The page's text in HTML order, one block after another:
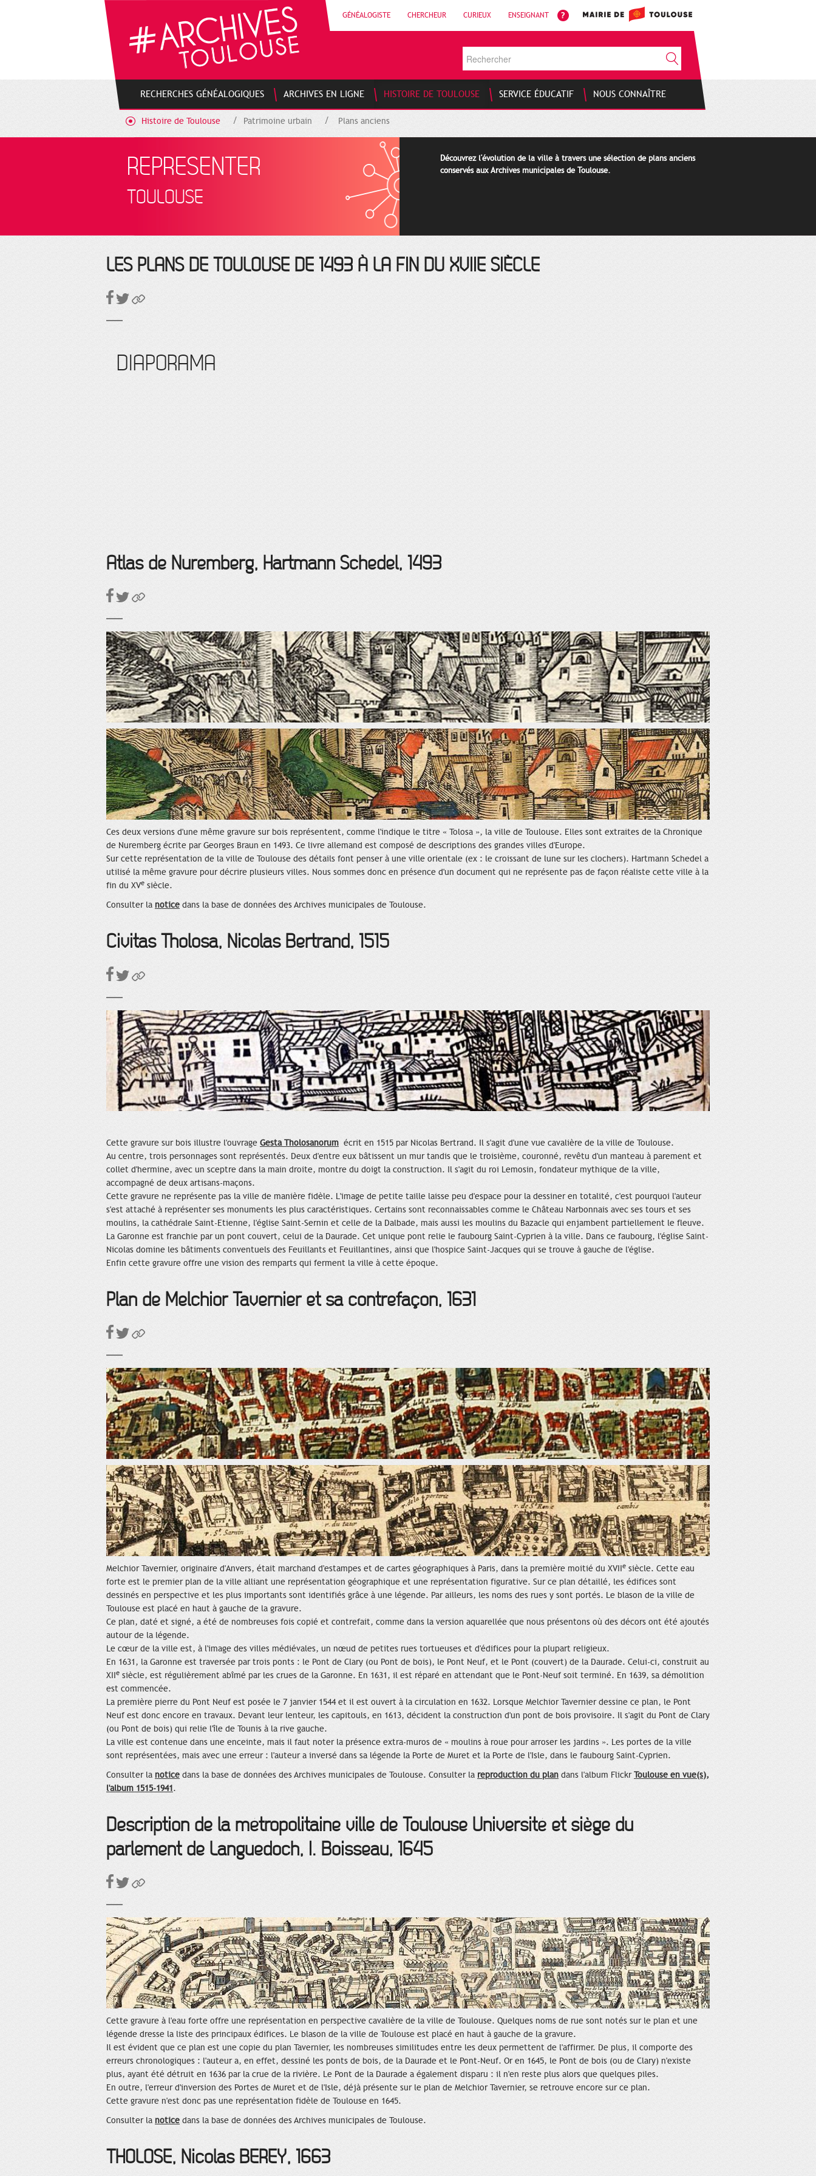
GÉNÉALOGISTE CHERCHEUR CURIEUX ENSEIGNANT
RECHERCHES GÉNÉALOGIQUES ARCHIVES EN LIGNE HISTOIRE DE TOULOUSE SERVICE ÉDUCATIF NOUS CONNAÎTRE
Histoire de Toulouse Patrimoine urbain Plans anciens
REPRESENTER
TOULOUSE
Découvrez l'évolution de la ville à travers une sélection de plans anciens
conservés aux Archives municipales de Toulouse.
LES PLANS DE TOULOUSE DE 1493 À LA FIN DU XVIIE SIÈCLE
DIAPORAMA
Atlas de Nuremberg, Hartmann Schedel, 1493
Ces deux versions d'une même gravure sur bois représentent, comme l'indique le titre « Tolosa », la ville de Toulouse. Elles sont extraites de la Chronique
de Nuremberg écrite par Georges Braun en 1493. Ce livre allemand est composé de descriptions des grandes villes d'Europe.
Sur cette représentation de la ville de Toulouse des détails font penser à une ville orientale (ex : le croissant de lune sur les clochers). Hartmann Schedel a
utilisé la même gravure pour décrire plusieurs villes. Nous sommes donc en présence d'un document qui ne représente pas de façon réaliste cette ville à la
fin du XVe siècle.
Consulter la notice dans la base de données des Archives municipales de Toulouse.
Civitas Tholosa, Nicolas Bertrand, 1515
Cette gravure sur bois illustre l'ouvrage Gesta Tholosanorum écrit en 1515 par Nicolas Bertrand. Il s'agit d'une vue cavalière de la ville de Toulouse.
Au centre, trois personnages sont représentés. Deux d'entre eux bâtissent un mur tandis que le troisième, couronné, revêtu d'un manteau à parement et
collet d'hermine, avec un sceptre dans la main droite, montre du doigt la construction. Il s'agit du roi Lemosin, fondateur mythique de la ville,
accompagné de deux artisans-maçons.
Cette gravure ne représente pas la ville de manière fidèle. L'image de petite taille laisse peu d'espace pour la dessiner en totalité, c'est pourquoi l'auteur
s'est attaché à représenter ses monuments les plus caractéristiques. Certains sont reconnaissables comme le Château Narbonnais avec ses tours et ses
moulins, la cathédrale Saint-Etienne, l'église Saint-Sernin et celle de la Dalbade, mais aussi les moulins du Bazacle qui enjambent partiellement le fleuve.
La Garonne est franchie par un pont couvert, celui de la Daurade. Cet unique pont relie le faubourg Saint-Cyprien à la ville. Dans ce faubourg, l'église Saint-
Nicolas domine les bâtiments conventuels des Feuillants et Feuillantines, ainsi que l'hospice Saint-Jacques qui se trouve à gauche de l'église.
Enfin cette gravure offre une vision des remparts qui ferment la ville à cette époque.
Plan de Melchior Tavernier et sa contrefaçon, 1631
Melchior Tavernier, originaire d'Anvers, était marchand d'estampes et de cartes géographiques à Paris, dans la première moitié du XVIIe siècle. Cette eau
forte est le premier plan de la ville alliant une représentation géographique et une représentation figurative. Sur ce plan détaillé, les édifices sont
dessinés en perspective et les plus importants sont identifiés grâce à une légende. Par ailleurs, les noms des rues y sont portés. Le blason de la ville de
Toulouse est placé en haut à gauche de la gravure.
Ce plan, daté et signé, a été de nombreuses fois copié et contrefait, comme dans la version aquarellée que nous présentons où des décors ont été ajoutés
autour de la légende.
Le cœur de la ville est, à l'image des villes médiévales, un nœud de petites rues tortueuses et d'édifices pour la plupart religieux.
En 1631, la Garonne est traversée par trois ponts : le Pont de Clary (ou Pont de bois), le Pont Neuf, et le Pont (couvert) de la Daurade. Celui-ci, construit au
XIIe siècle, est régulièrement abîmé par les crues de la Garonne. En 1631, il est réparé en attendant que le Pont-Neuf soit terminé. En 1639, sa démolition
est commencée.
La première pierre du Pont Neuf est posée le 7 janvier 1544 et il est ouvert à la circulation en 1632. Lorsque Melchior Tavernier dessine ce plan, le Pont
Neuf est donc encore en travaux. Devant leur lenteur, les capitouls, en 1613, décident la construction d'un pont de bois provisoire. Il s'agit du Pont de Clary
(ou Pont de bois) qui relie l'île de Tounis à la rive gauche.
La ville est contenue dans une enceinte, mais il faut noter la présence extra-muros de « moulins à roue pour arroser les jardins ». Les portes de la ville
sont représentées, mais avec une erreur : l'auteur a inversé dans sa légende la Porte de Muret et la Porte de l'Isle, dans le faubourg Saint-Cyprien.
Consulter la notice dans la base de données des Archives municipales de Toulouse. Consulter la reproduction du plan dans l'album FlickrToulouse en vue(s),
l'album 1515-1941.
Description de la métropolitaine ville de Toulouse Université et siège du
parlement de Languedoch, I. Boisseau, 1645
Cette gravure à l'eau forte offre une représentation en perspective cavalière de la ville de Toulouse. Quelques noms de rue sont notés sur le plan et une
légende dresse la liste des principaux édifices. Le blason de la ville de Toulouse est placé en haut à gauche de la gravure.
Il est évident que ce plan est une copie du plan Tavernier, les nombreuses similitudes entre les deux permettent de l'affirmer. De plus, il comporte des
erreurs chronologiques : l'auteur a, en effet, dessiné les ponts de bois, de la Daurade et le Pont-Neuf. Or en 1645, le Pont de bois (ou de Clary) n'existe
plus, ayant été détruit en 1636 par la crue de la rivière. Le Pont de la Daurade a également disparu : il n'en reste plus alors que quelques piles.
En outre, l'erreur d'inversion des Portes de Muret et de l'Isle, déjà présente sur le plan de Melchior Tavernier, se retrouve encore sur ce plan.
Cette gravure n'est donc pas une représentation fidèle de Toulouse en 1645.
Consulter la notice dans la base de données des Archives municipales de Toulouse.
THOLOSE, Nicolas BEREY, 1663
Gestion de vos préférences sur les cookies